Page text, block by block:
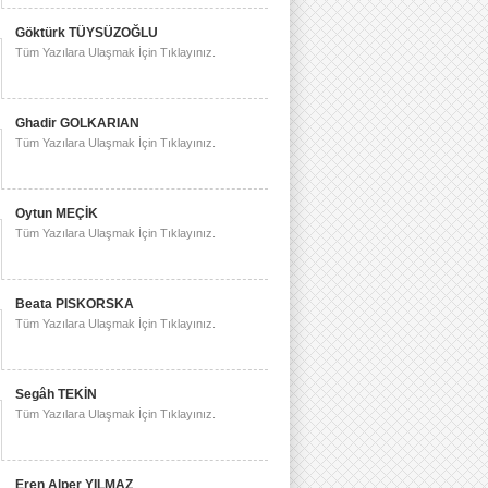
Göktürk TÜYSÜZOĞLU
Tüm Yazılara Ulaşmak İçin Tıklayınız.
Ghadir GOLKARIAN
Tüm Yazılara Ulaşmak İçin Tıklayınız.
Oytun MEÇİK
Tüm Yazılara Ulaşmak İçin Tıklayınız.
Beata PISKORSKA
Tüm Yazılara Ulaşmak İçin Tıklayınız.
Segâh TEKİN
Tüm Yazılara Ulaşmak İçin Tıklayınız.
Eren Alper YILMAZ